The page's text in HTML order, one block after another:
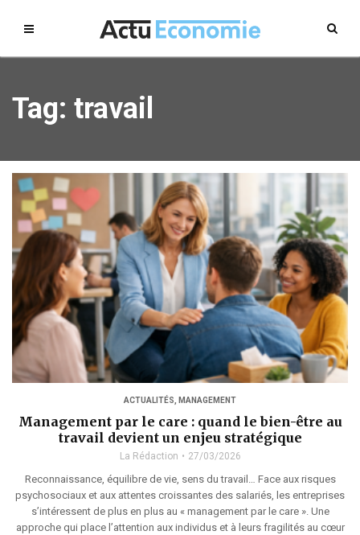
Tag: travail
ACTUALITÉS, MANAGEMENT
Management par le care : quand le bien-être au
travail devient un enjeu stratégique
La Rédaction 27/03/2026
Reconnaissance, équilibre de vie, sens du travail… Face aux risques
psychosociaux et aux attentes croissantes des salariés, les entreprises
s’intéressent de plus en plus au « management par le care ». Une
approche qui place l’attention aux individus et à leurs fragilités au cœur